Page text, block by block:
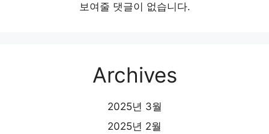
보여줄 댓글이 없습니다.
Archives
2025년 3월
2025년 2월